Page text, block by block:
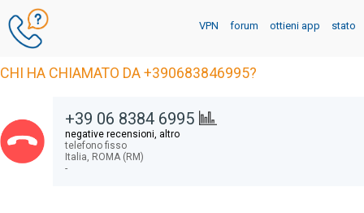
VPN forum ottieni app stato
CHI HA CHIAMATO DA +390683846995?
+39 06 8384 6995
negative recensioni, altro
telefono fisso
Italia, ROMA (RM)
-